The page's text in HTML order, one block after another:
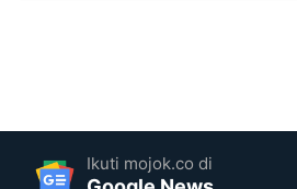
Ikuti mojok.co di